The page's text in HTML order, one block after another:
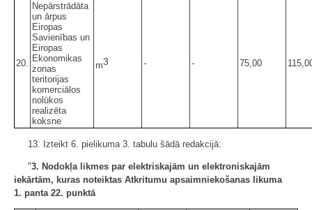
20.
Nepārstrādāta
un ārpus
Eiropas
Savienības un
Eiropas
Ekonomikas
zonas
teritorijas
komerciālos
nolūkos
realizēta
koksne
m3 - - 75,00
13. Izteikt 6. pielikuma 3. tabulu šādā redakcijā:
"3. Nodokļa likmes par elektriskajām un elektroniskajām
iekārtām, kuras noteiktas Atkritumu apsaimniekošanas likuma
1. panta 22. punktā